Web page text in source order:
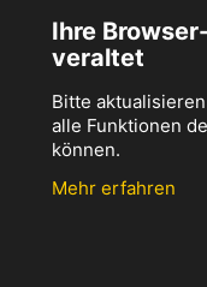
Ihre
veraltet
Bitte
alle Funktionen
können.
Mehr erfahren